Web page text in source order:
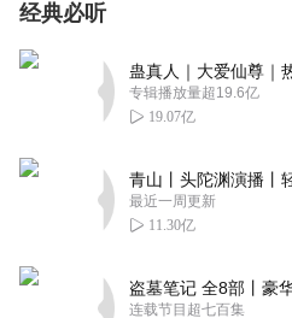
经典必听
专辑播放量超19.6亿
19.07亿
最近一周更新
11.30亿
连载节目超七百集